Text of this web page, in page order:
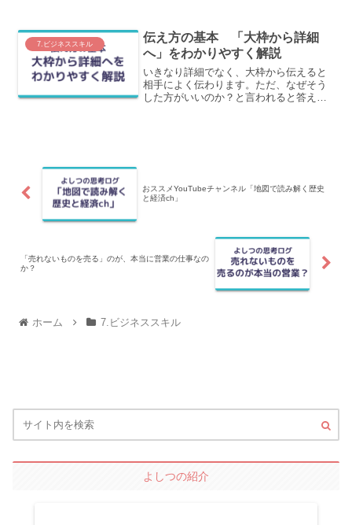
説します。
7.ビジネススキル
伝え方の基本 「大枠から詳細
へ」をわかりやすく解説
いきなり詳細でなく、大枠から伝えると
相手によく伝わります。ただ、なぜそう
した方がいいのか？と言われると答えに
おススメYouTubeチャンネル「地図で読み解く歴史
と経済ch」
「売れないものを売る」のが、本当に営業の仕事なの
か？
ホーム 7.ビジネススキル
よしつの紹介